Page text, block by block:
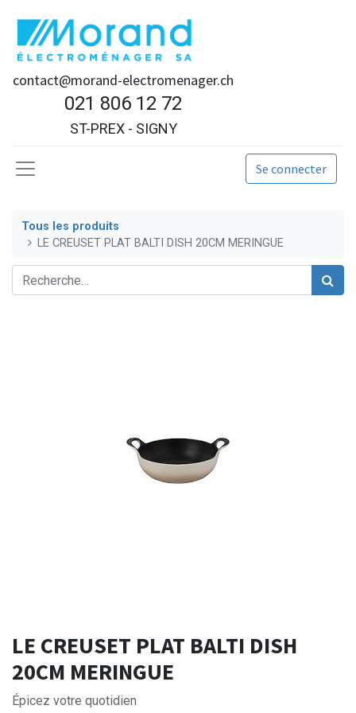
contact@morand-electromenager.ch
021 806 12 72
ST-PREX - SIGNY
Se connecter
Tous les produits
LE CREUSET PLAT BALTI DISH 20CM MERINGUE
LE CREUSET PLAT BALTI DISH
20CM MERINGUE
Épicez votre quotidien